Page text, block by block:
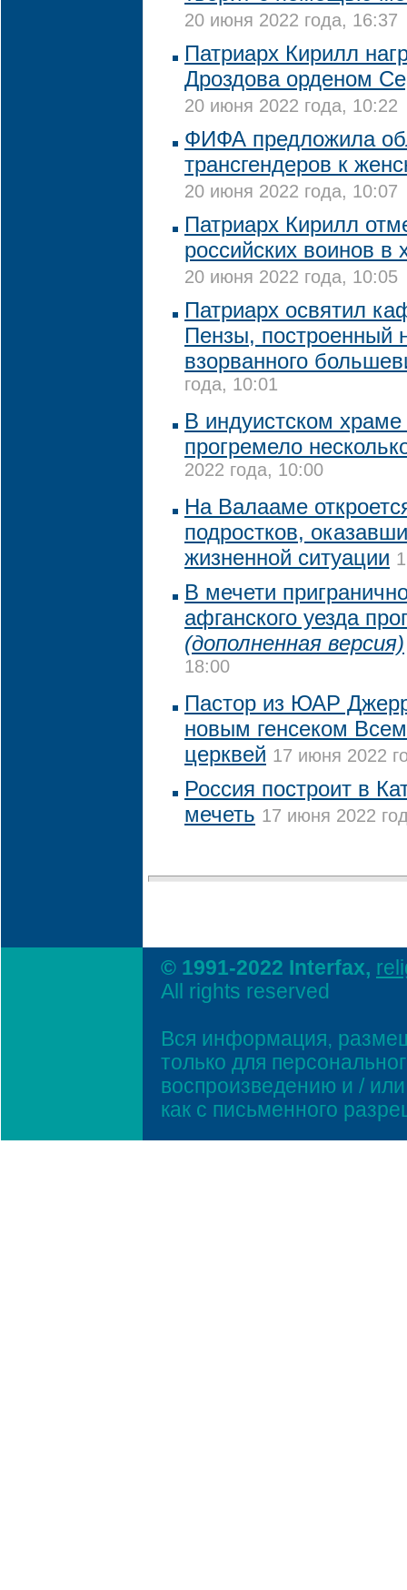
20 июня 2022 года, 16:37
Патриарх Кирилл
Дроздова орденом
20 июня 2022 года, 10:22
ФИФА предложила
трансгендеров к
20 июня 2022 года, 10:07
Патриарх Кирилл
российских воинов в
20 июня 2022 года, 10:05
Патриарх освятил
Пензы, построенный
взорванного
года, 10:01
В индуистском
прогремело
2022 года, 10:00
На Валааме
подростков,
жизненной ситуации
В мечети
афганского уезда
(дополненная версия)
18:00
Пастор из ЮАР
новым генсеком
церквей 17 июня 2022
Россия построит в
мечеть 17 июня 2022
© 1991-2022 Interfax,
All rights reserved
Вся информация,
только для
воспроизведению и /
как с письменного